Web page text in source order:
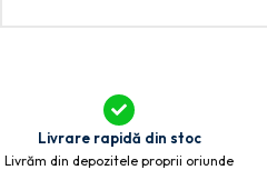
Livrare rapidă din stoc
Livrăm din depozitele proprii oriunde